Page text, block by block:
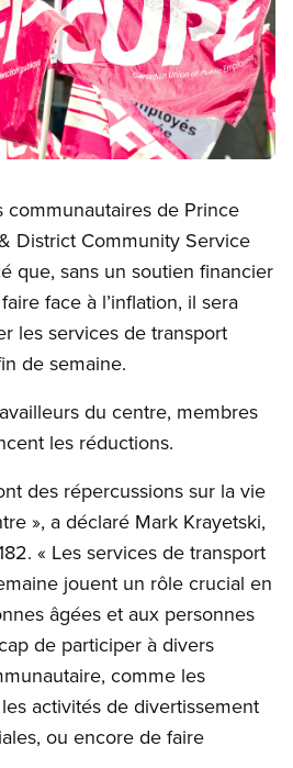
communautaires de Prince
District Community Service
que, sans un soutien financier
face à l’inflation, il sera
les services de transport
de semaine.
du centre, membres
les réductions.
des répercussions sur la vie
», a déclaré Mark Krayetski,
« Les services de transport
jouent un rôle crucial en
âgées et aux personnes
de participer à divers
comme les
activités de divertissement
ou encore de faire